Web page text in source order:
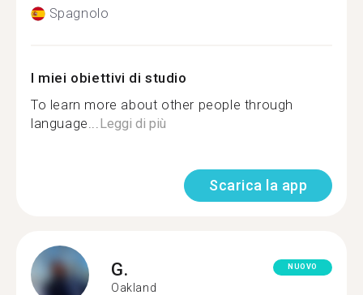
Spagnolo
I miei obiettivi di studio
To learn more about other people through
language...Leggi di più
Scarica la app
G.
Oakland
NUOVO